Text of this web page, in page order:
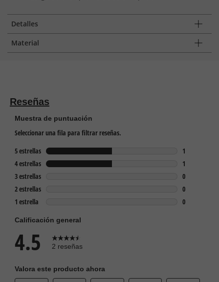
Detalles
Material